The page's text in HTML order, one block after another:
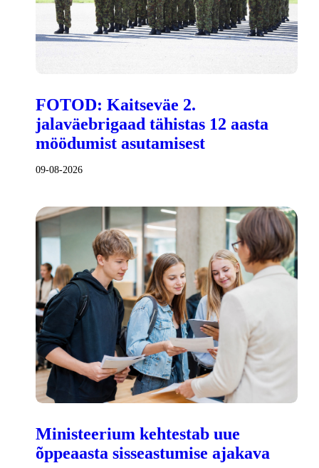
FOTOD: Kaitseväe 2.
jalaväebrigaad tähistas 12 aasta
möödumist asutamisest
09-08-2026
Ministeerium kehtestab uue
õppeaasta sisseastumise ajakava